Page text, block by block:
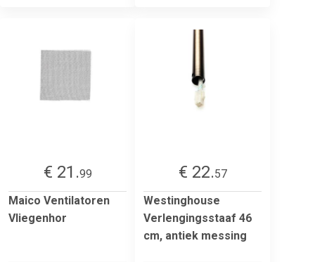
€ 21.99
Maico Ventilatoren
Vliegenhor
€ 22.57
Westinghouse
Verlengingsstaaf 46
cm, antiek messing